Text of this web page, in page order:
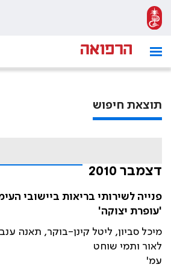
תוצאת חיפוש
דצמבר 2010
פנייה לשירותי בריאות ביישובי
'עופרת יצוקה'
מיכל סביון, ליטל קינן-בוקר, תאנה
לאור ותמי שוחט
עמ'